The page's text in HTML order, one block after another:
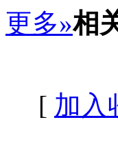
更多»相
[ 加入